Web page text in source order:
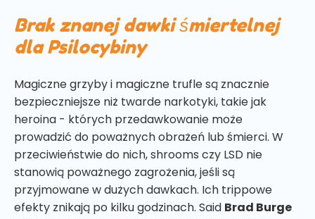
Brak znanej dawki śmiertelnej
dla Psilocybiny
Magiczne grzyby i magiczne trufle są znacznie
bezpieczniejsze niż twarde narkotyki, takie jak
heroina - których przedawkowanie może
prowadzić do poważnych obrażeń lub śmierci. W
przeciwieństwie do nich, shrooms czy LSD nie
stanowią poważnego zagrożenia, jeśli są
przyjmowane w dużych dawkach. Ich trippowe
efekty znikają po kilku godzinach. Said Brad Burge